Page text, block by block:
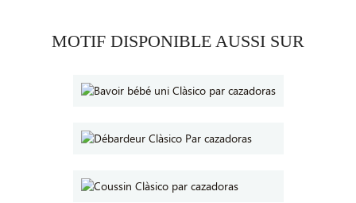
MOTIF DISPONIBLE AUSSI SUR